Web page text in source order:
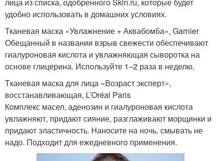
удобно использовать в домашних условиях.
Тканевая маска «Увлажнение + Аквабомба», Garnier
Обещанный в названии взрыв свежести обеспечивают
гиалуроновая кислота и увлажняющая сыворотка на
основе глицерина. Используйте 1–2 раза в неделю.
Tканевая маска для лица «Возраст эксперт»,
восстанавливающая, L’Oréal Paris
Комплекс масел, аденозин и гиалуроновая кислота
увлажняют, придают сияние, разглаживают морщинки и
придают эластичность. Наносите на ночь, смывать не
надо. Подходит для ежедневного применения.